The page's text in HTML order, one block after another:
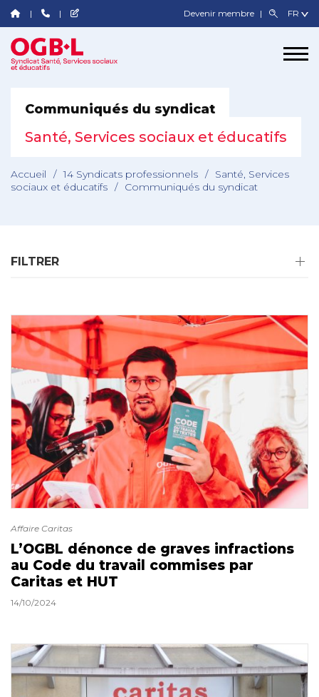
Devenir membre
Communiqués du syndicat
Santé, Services sociaux et éducatifs
Accueil / 14 Syndicats professionnels /
Santé, Services
sociaux et éducatifs / Communiqués du syndicat
FILTRER
Affaire Caritas
L’OGBL dénonce de graves infractions
au Code du travail commises par
Caritas et HUT
14/10/2024